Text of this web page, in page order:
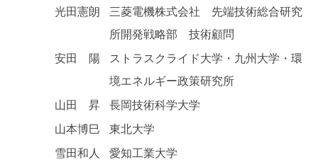
光田憲朗
三菱電機株式会社 先端技術総合研究
所開発戦略部 技術顧問
安田 陽
ストラスクライド大学・九州大学・環
境エネルギー政策研究所
山田 昇 長岡技術科学大学
山本博巳
東北大学
雪田和人
愛知工業大学